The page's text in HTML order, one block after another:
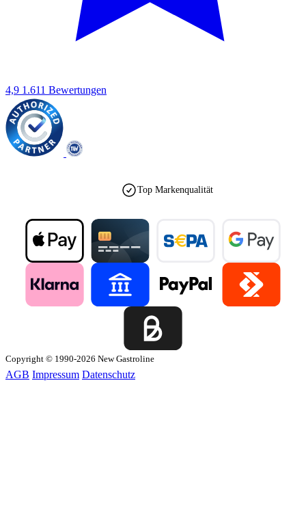
4,9 1.611 Bewertungen
Top Markenqualität
Copyright © 1990-2026 New Gastroline
AGB Impressum Datenschutz